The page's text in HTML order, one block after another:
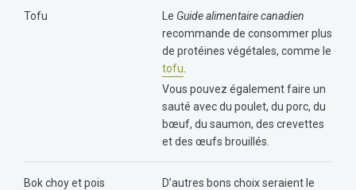
Tofu Le Guide alimentaire canadien
recommande de consommer plus
de protéines végétales, comme le
tofu
Vous pouvez également faire un
sauté avec du poulet, du porc, du
bœuf, du saumon, des crevettes
et des œufs brouillés.
Bok choy et pois
D’autres bons choix seraient le